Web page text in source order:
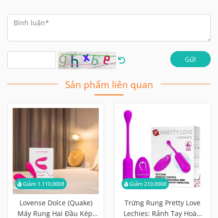
Gửi
Sản phẩm liên quan
Giảm 1.110.000đ
Lovense Dolce (Quake)
Máy Rung Hai Đầu Kép,
Giảm 210.000đ
Trứng Rung Pretty Love
Lechies: Rảnh Tay Hoàn